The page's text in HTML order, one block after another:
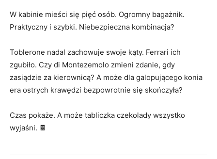
W kabinie mieści się pięć osób. Ogromny bagażnik.
Praktyczny i szybki. Niebezpieczna kombinacja?
Toblerone nadal zachowuje swoje kąty. Ferrari ich
zgubiło. Czy di Montezemolo zmieni zdanie, gdy
zasiądzie za kierownicą? A może dla galopującego konia
era ostrych krawędzi bezpowrotnie się skończyła?
Czas pokaże. A może tabliczka czekolady wszystko
wyjaśni. 🍫